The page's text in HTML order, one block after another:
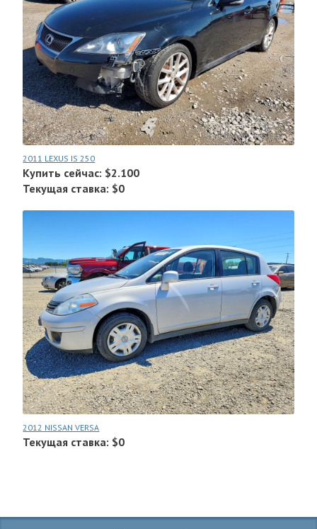
2011 LEXUS IS 250
Купить сейчас: $2.100
Текущая ставка: $0
2012 NISSAN VERSA
Текущая ставка: $0